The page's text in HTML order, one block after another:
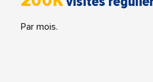
Par mois.